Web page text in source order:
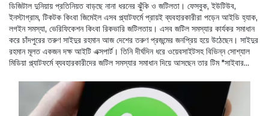
ডিজিটাল দুনিয়ায় প্রতিনিয়ত বাড়ছে নানা ধরনের ঝুঁকি ও জটিলতা। ফেসবুক, ইউটিউব,
ইনস্টাগ্রাম, টিকটক কিংবা জিমেইল এসব প্ল্যাটফর্মে প্রায়ই ব্যবহারকারীরা পড়েন আইডি হ্যাক,
লগইন সমস্যা, ভেরিফিকেশন কিংবা রিকভারি জটিলতায়। এসব জটিল সমস্যার কার্যকর সমাধান
করে চাঁদপুরের তরুণ সাইদুর রহমান আজ দেশের তরুণ প্রজন্মের জনপ্রিয় হয়ে উঠেছেন। সাইদুর
রহমান মূলত একজন দক্ষ আইটি এক্সপার্ট। তিনি দীর্ঘদিন ধরে ওয়েবসাইটসহ বিভিন্ন সোশ্যাল
মিডিয়া প্ল্যাটফর্মে ব্যবহারকারীদের জটিল সমস্যার সমাধান দিয়ে আসছেন তার টিম "সাইবার...